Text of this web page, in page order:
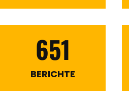
651
BERICHTE